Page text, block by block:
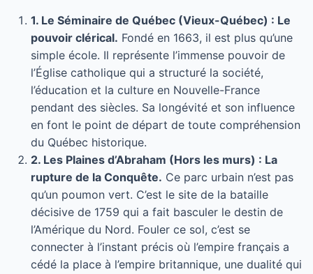
1. Le Séminaire de Québec (Vieux-Québec) : Le
pouvoir clérical. Fondé en 1663, il est plus qu’une
simple école. Il représente l’immense pouvoir de
l’Église catholique qui a structuré la société,
l’éducation et la culture en Nouvelle-France
pendant des siècles. Sa longévité et son influence
en font le point de départ de toute compréhension
du Québec historique.
2. Les Plaines d’Abraham (Hors les murs) : La
rupture de la Conquête. Ce parc urbain n’est pas
qu’un poumon vert. C’est le site de la bataille
décisive de 1759 qui a fait basculer le destin de
l’Amérique du Nord. Fouler ce sol, c’est se
connecter à l’instant précis où l’empire français a
cédé la place à l’empire britannique, une dualité qui